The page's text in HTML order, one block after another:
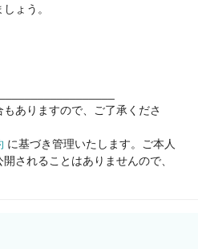
ょう。
もありますので、ご了承くださ
に基づき管理いたします。ご本人
されることはありませんので、